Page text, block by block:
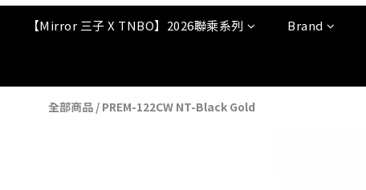
【Mirror 三子 X TNBO】2026聯乘系列 Brand
全部商品 / PREM-122CW NT-Black Gold